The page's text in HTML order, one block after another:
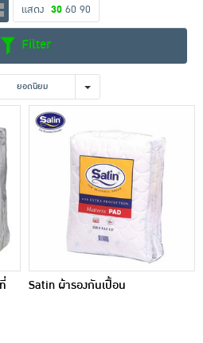
แสดง 30 60 90
Filter
ยอดนิยม
Satin ผ้ารองกันเปื้อน